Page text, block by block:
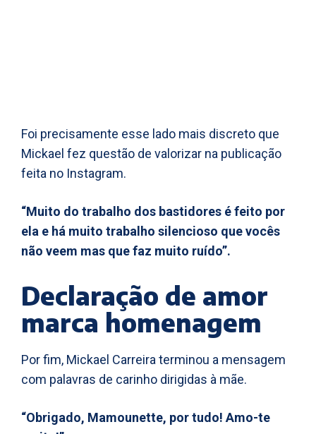
Foi precisamente esse lado mais discreto que
Mickael fez questão de valorizar na publicação
feita no Instagram.
“Muito do trabalho dos bastidores é feito por
ela e há muito trabalho silencioso que vocês
não veem mas que faz muito ruído”.
Declaração de amor
marca homenagem
Por fim, Mickael Carreira terminou a mensagem
com palavras de carinho dirigidas à mãe.
“Obrigado, Mamounette, por tudo! Amo-te